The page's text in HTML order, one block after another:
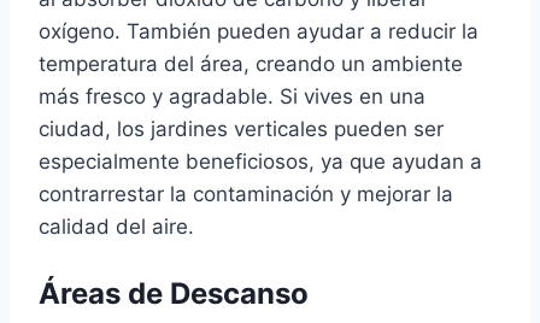
oxígeno. También pueden ayudar a reducir la
temperatura del área, creando un ambiente
más fresco y agradable. Si vives en una
ciudad, los jardines verticales pueden ser
especialmente beneficiosos, ya que ayudan a
contrarrestar la contaminación y mejorar la
calidad del aire.
Áreas de Descanso